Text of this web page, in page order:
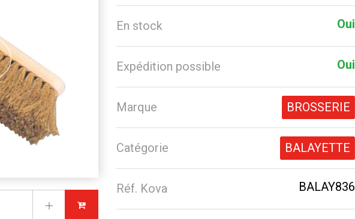
En stock Oui
Expédition possible Oui
Marque BROSSERIE
Catégorie BALAYETTE
Réf. Kova BALAY836